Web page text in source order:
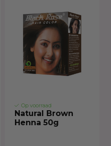
Op voorraad
Natural Brown
Henna 50g